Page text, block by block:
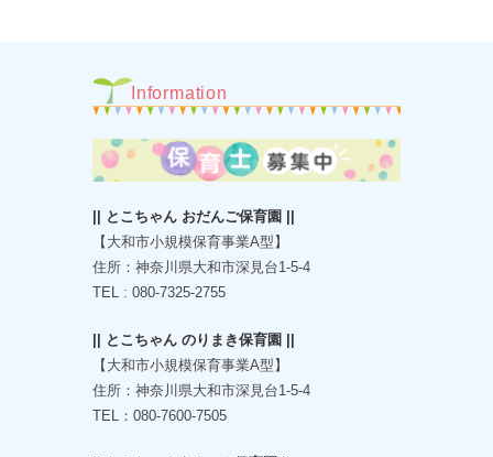
Information
|| とこちゃん おだんご保育園 ||
【大和市小規模保育事業A型】
住所：神奈川県大和市深見台1-5-4
TEL : 080-7325-2755
|| とこちゃん のりまき保育園 ||
【大和市小規模保育事業A型】
住所：神奈川県大和市深見台1-5-4
TEL：080-7600-7505